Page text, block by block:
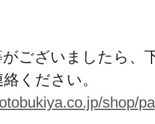
がございましたら、
ください。
shop/